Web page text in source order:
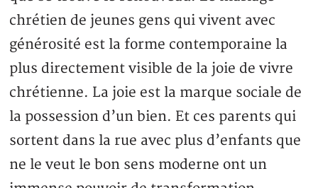
chrétien de jeunes gens qui vivent avec
générosité est la forme contemporaine la
plus directement visible de la joie de vivre
chrétienne. La joie est la marque sociale de
la possession d’un bien. Et ces parents qui
sortent dans la rue avec plus d’enfants que
ne le veut le bon sens moderne ont un